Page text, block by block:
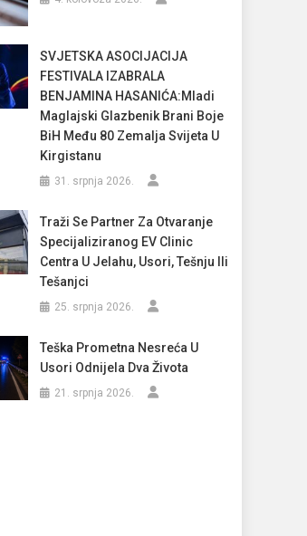
SVJETSKA ASOCIJACIJA
FESTIVALA IZABRALA
BENJAMINA HASANIĆA:Mladi
Maglajski Glazbenik Brani Boje
BiH Među 80 Zemalja Svijeta U
Kirgistanu
31. srpnja 2026.
Traži Se Partner Za Otvaranje
Specijaliziranog EV Clinic
Centra U Jelahu, Usori, Tešnju Ili
Tešanjci
25. srpnja 2026.
Teška Prometna Nesreća U
Usori Odnijela Dva Života
21. srpnja 2026.